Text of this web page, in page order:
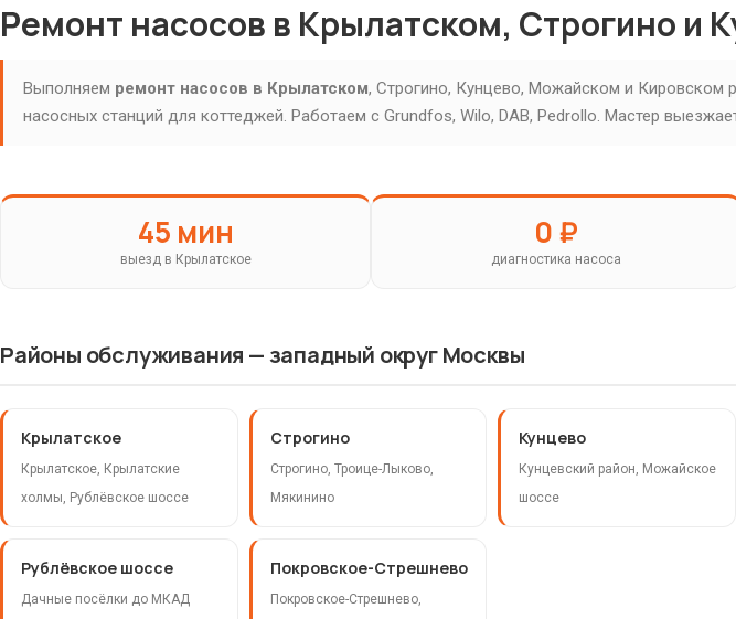
1 / 5
Выберите подходящий вариант
Поверхностный насос / насосная станция
Ремонт насосов в Крылатском, Строгино и
Выполняем ремонт насосов в Крылатском, Строгино, Кунцево, Можайском и Кировском
насосных станций для коттеджей. Работаем с Grundfos, Wilo, DAB, Pedrollo. Мастер
45 мин
выезд в Крылатское
0 ₽
диагностика насоса
Районы обслуживания — западный округ Москвы
Крылатское
Крылатское, Крылатские
холмы, Рублёвское шоссе
Строгино
Строгино, Троице-Лыково,
Мякинино
Кунцево
Кунцевский район, Можайское
шоссе
Рублёвское шоссе
Дачные посёлки до МКАД
Покровское-Стрешнево
Покровское-Стрешнево,